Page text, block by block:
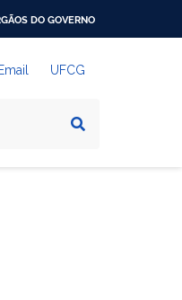
DO GOVERNO
UFCG